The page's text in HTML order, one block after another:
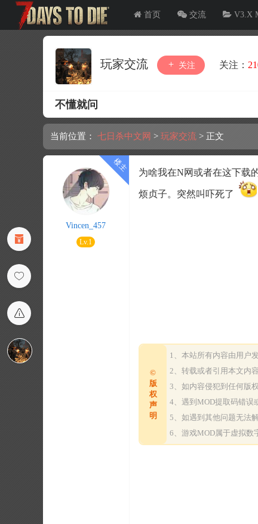
首页 交流 V3.X
玩家交流 关注 关注：
不懂就问
当前位置： 七日杀中文网 > 玩家交流 > 正文
Vincen_457
Lv.1
为啥我在N网或者在这下载
烦贞子。突然叫吓死了
©
版
权
声
明
1、本站所有内容由用户
2、转载或者引用本文内
3、如内容侵犯到任何版
4、遇到MOD提取码错误
5、如遇到其他问题无法
6、游戏MOD属于虚拟数